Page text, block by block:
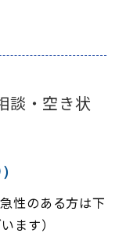
談・空き状
性のある方は下
ます）